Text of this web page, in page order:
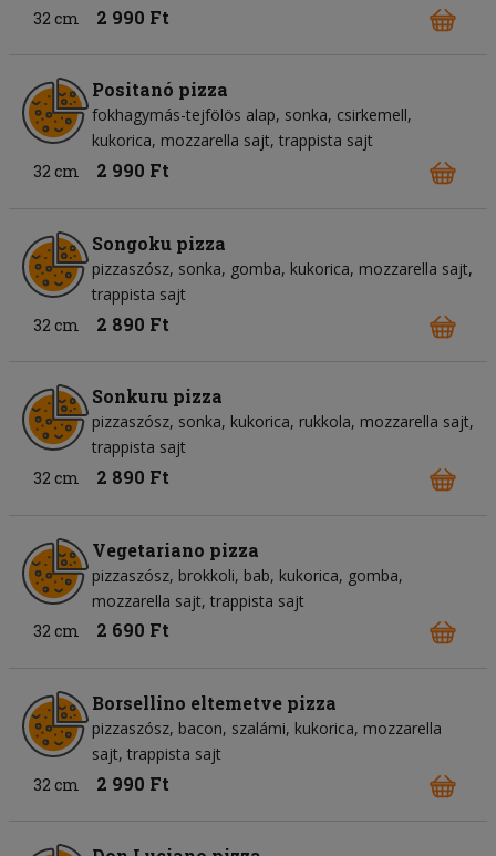
32 cm
2 990 Ft
Positanó pizza
fokhagymás-tejfölös alap sonka csirkemell
kukorica mozzarella sajt trappista sajt
32 cm
2 990 Ft
Songoku pizza
pizzaszósz sonka gomba kukorica mozzarella sajt
trappista sajt
32 cm
2 890 Ft
Sonkuru pizza
pizzaszósz sonka kukorica rukkola mozzarella sajt
trappista sajt
32 cm
2 890 Ft
Vegetariano pizza
pizzaszósz brokkoli bab kukorica gomba
mozzarella sajt trappista sajt
32 cm
2 690 Ft
Borsellino eltemetve pizza
pizzaszósz bacon szalámi kukorica mozzarella
sajt trappista sajt
32 cm
2 990 Ft